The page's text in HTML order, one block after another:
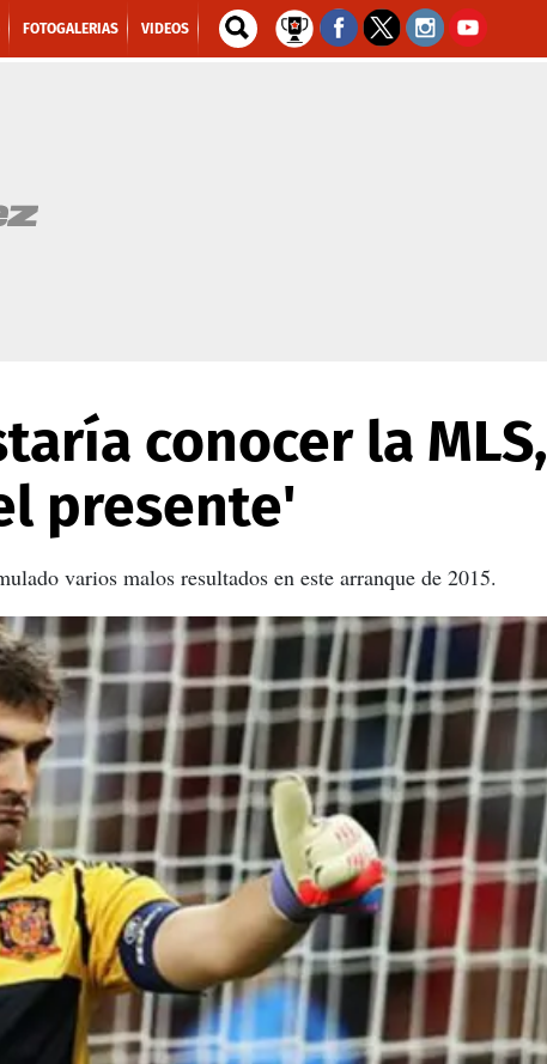
FOTOGALERIAS VIDEOS
conocer la MLS,
presente'
varios malos resultados en este arranque de 2015.